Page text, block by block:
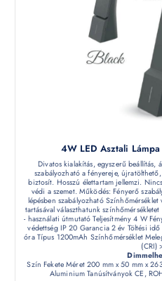
4W LED Asztali
Divatos kialakítás, egyszerű beállítás,
szabályozható a fényereje,
biztosít. Hosszú élettartam jellemzi.
védi a szemet. Működés: Fényerő
lépésben szabályozható
tartásával választhatunk
- használati útmutató Teljesítmény 4 W
védettség IP 20 Garancia 2 év Töltési
óra Típus 1200mAh Színhőmérséklet
(CRI)
Szín Fekete Méret 200 mm x 50 mm x
Aluminium Tanúsítványok CE,